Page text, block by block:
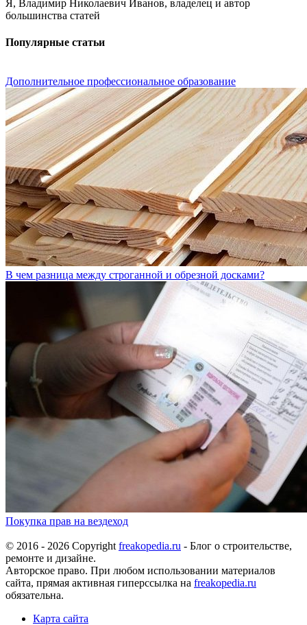
Я, Владимир Николаевич Иванов, владелец и автор
большинства статей
Популярные статьи
Дополнительное профессиональное образование
В чем разница между строганной и обрезной досками?
Покупка прав на вездеход
© 2016 - 2026 Copyright freakopedia.ru - Блог о строительстве,
ремонте и дизайне.
Авторское право. При любом использовании материалов
сайта, прямая активная гиперссылка на freakopedia.ru
обязательна.
Карта сайта